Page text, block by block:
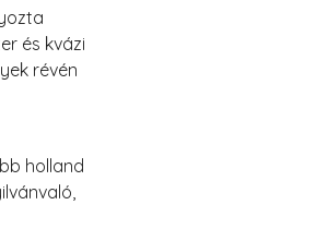
és kvázi
révén
holland